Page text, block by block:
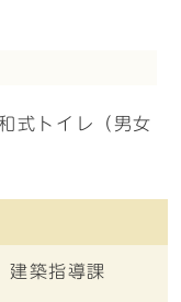
式トイレ（男女
築指導課